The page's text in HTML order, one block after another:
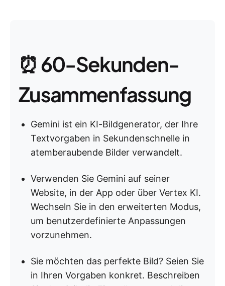
⏰ 60-Sekunden-
Zusammenfassung
Gemini ist ein KI-Bildgenerator, der Ihre
Textvorgaben in Sekundenschnelle in
atemberaubende Bilder verwandelt.
Verwenden Sie Gemini auf seiner
Website, in der App oder über Vertex KI.
Wechseln Sie in den erweiterten Modus,
um benutzerdefinierte Anpassungen
vorzunehmen.
Sie möchten das perfekte Bild? Seien Sie
in Ihren Vorgaben konkret. Beschreiben